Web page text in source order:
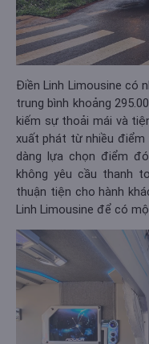
Điền Linh Limousine có
trung bình khoảng
kiếm sự thoải mái và
xuất phát từ nhiều điểm
dàng lựa chọn điểm
không yêu cầu thanh
thuận tiện cho hành
Linh Limousine để có